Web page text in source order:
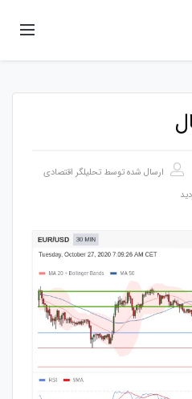
ارسال شده توسط تحلیلگر اقتصادی